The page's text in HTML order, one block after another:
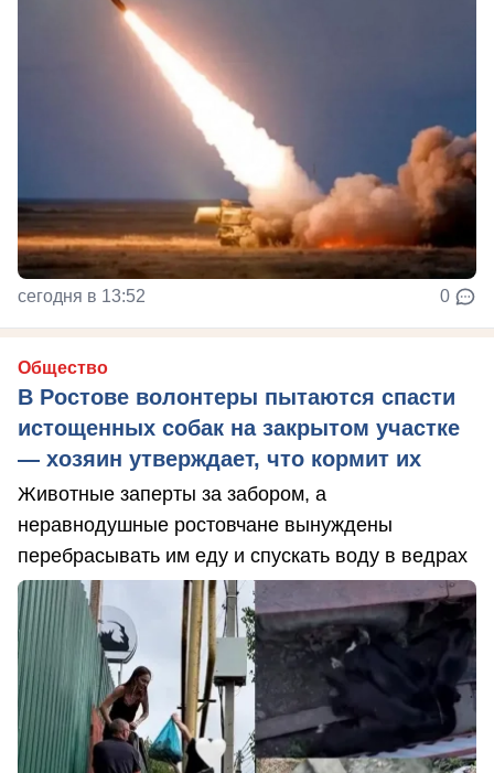
сегодня в 13:52 0
Общество
В Ростове волонтеры пытаются спасти
истощенных собак на закрытом участке
— хозяин утверждает, что кормит их
Животные заперты за забором, а
неравнодушные ростовчане вынуждены
перебрасывать им еду и спускать воду в ведрах